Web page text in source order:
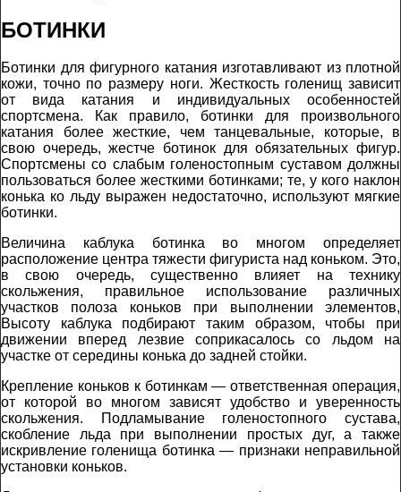
БОТИНКИ
Ботинки для фигурного катания изготавливают из плотной
кожи, точно по размеру ноги. Жесткость голенищ зависит
от вида катания и индивидуальных особенностей
спортсмена. Как правило, ботинки для произвольного
катания более жесткие, чем танцевальные, которые, в
свою очередь, жестче ботинок для обязательных фигур.
Спортсмены со слабым голеностопным суставом должны
пользоваться более жесткими ботинками; те, у кого наклон
конька ко льду выражен недостаточно, используют мягкие
ботинки.
Величина каблука ботинка во многом определяет
расположение центра тяжести фигуриста над коньком. Это,
в свою очередь, существенно влияет на технику
скольжения, правильное использование различных
участков полоза коньков при выполнении элементов,
Высоту каблука подбирают таким образом, чтобы при
движении вперед лезвие соприкасалось со льдом на
участке от середины конька до задней стойки.
Крепление коньков к ботинкам — ответственная операция,
от которой во многом зависят удобство и уверенность
скольжения. Подламывание голеностопного сустава,
скобление льда при выполнении простых дуг, а также
искривление голенища ботинка — признаки неправильной
установки коньков.